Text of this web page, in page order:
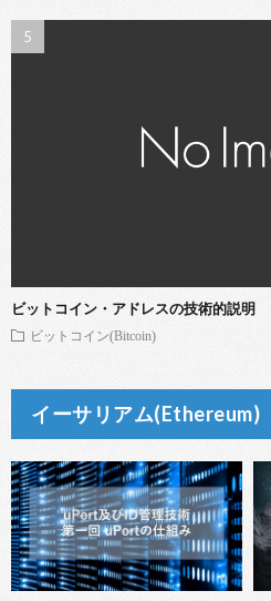
ビットコイン・アドレスの技術的説明
ビットコイン(Bitcoin)
イーサリアム(Ethereum)